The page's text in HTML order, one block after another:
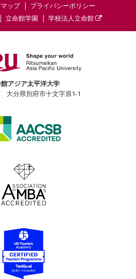
ップ
プライバシーポリシー
立命館学園 学校法人立命館
アジア太平洋大学
大分県別府市十文字原1-1